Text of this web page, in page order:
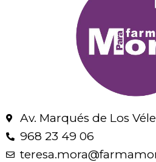
Av. Marqués de Los
968 23 49 06